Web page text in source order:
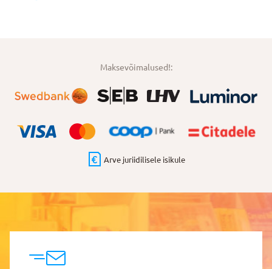
Maksevõimalused!:
Arve juriidilisele isikule